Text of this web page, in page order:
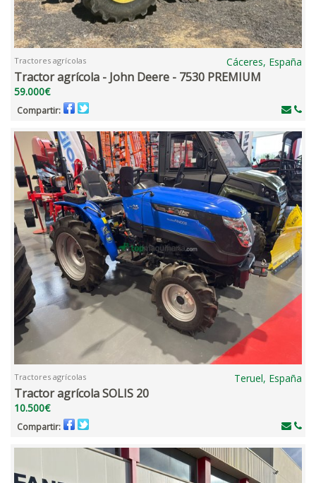
Tractores agrícolas Cáceres, España
Tractor agrícola - John Deere - 7530 PREMIUM
59.000€
Compartir:
Tractores agrícolas Teruel, España
Tractor agrícola SOLIS 20
10.500€
Compartir: